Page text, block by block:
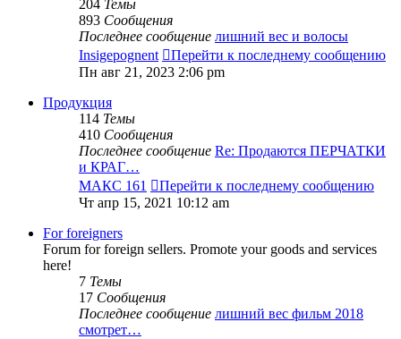
204 Темы
893 Сообщения
Последнее сообщение лишний вес и волосы
Insigepognent
Перейти к последнему сообщению
Пн авг 21, 2023 2:06 pm
Продукция
114 Темы
410 Сообщения
Последнее сообщение Re: Продаются ПЕРЧАТКИ
и КРАГ…
МАКС 161
Перейти к последнему сообщению
Чт апр 15, 2021 10:12 am
For foreigners
Forum for foreign sellers. Promote your goods and services
here!
7 Темы
17 Сообщения
Последнее сообщение лишний вес фильм 2018
смотрет…